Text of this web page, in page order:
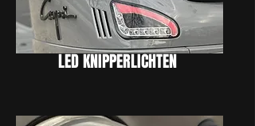
LED KNIPPERLICHTEN